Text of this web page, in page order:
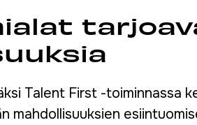
Talent First -toiminnassa
mahdollisuuksien